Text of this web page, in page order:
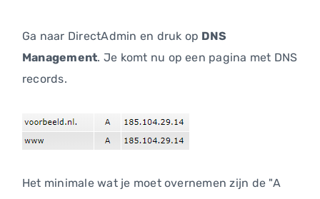
Ga naar DirectAdmin en druk op DNS
Management. Je komt nu op een pagina met DNS
records.
Het minimale wat je moet overnemen zijn de "A